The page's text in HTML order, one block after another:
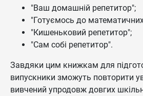
"Ваш домашній репетитор";
"Готуємось до математичних
"Кишеньковий репетитор";
"Сам собі репетитор".
Завдяки цим книжкам для
випускники зможуть повторити
вивчений упродовж довгих